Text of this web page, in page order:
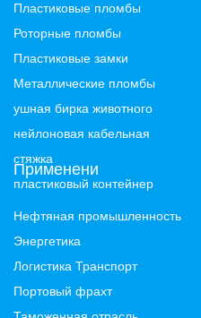
Пластиковые пломбы
Роторные пломбы
Пластиковые замки
Металлические пломбы
ушная бирка животного
нейлоновая кабельная
стяжка
пластиковый контейнер
Применени
Нефтяная промышленность
Энергетика
Логистика Транспорт
Портовый фрахт